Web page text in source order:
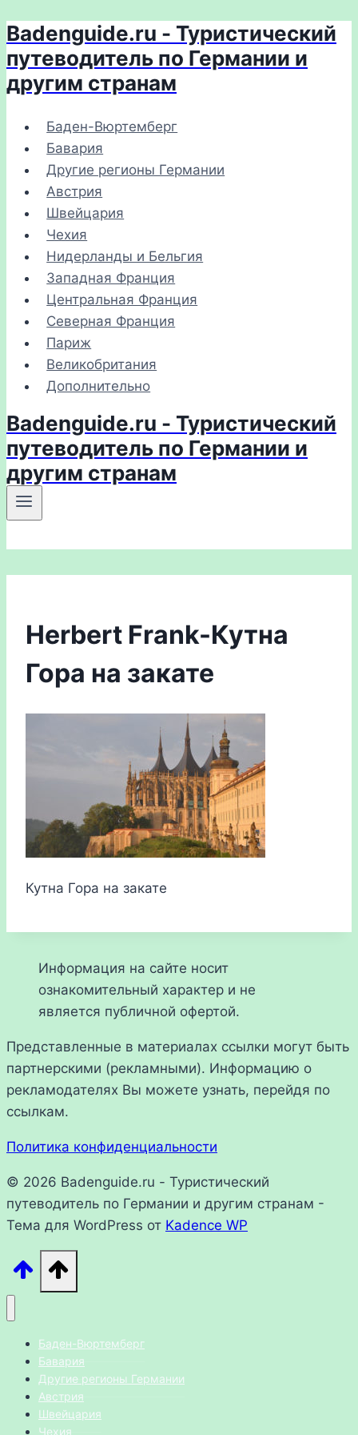
Перейти
к
содержимому
Badenguide.ru - Туристический
путеводитель по Германии и
другим странам
Баден-Вюртемберг
Бавария
Другие регионы Германии
Австрия
Швейцария
Чехия
Нидерланды и Бельгия
Западная Франция
Центральная Франция
Северная Франция
Париж
Великобритания
Дополнительно
Badenguide.ru - Туристический
путеводитель по Германии и
другим странам
Herbert Frank-Кутна
Гора на закате
Кутна Гора на закате
Информация на сайте носит
ознакомительный характер и не
является публичной офертой.
Представленные в материалах ссылки могут быть
партнерскими (рекламными). Информацию о
рекламодателях Вы можете узнать, перейдя по
ссылкам.
Политика конфиденциальности
© 2026 Badenguide.ru - Туристический
путеводитель по Германии и другим странам -
Тема для WordPress от Kadence WP
Баден-Вюртемберг
Бавария
Другие регионы Германии
Австрия
Швейцария
Чехия